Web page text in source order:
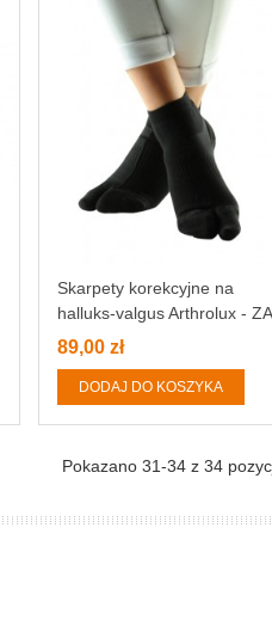
Skarpety korekcyjne na
halluks-valgus Arthrolux - ZA
KOSTKĘ
89,00 zł
DODAJ DO KOSZYKA
Pokazano 31-34 z 34